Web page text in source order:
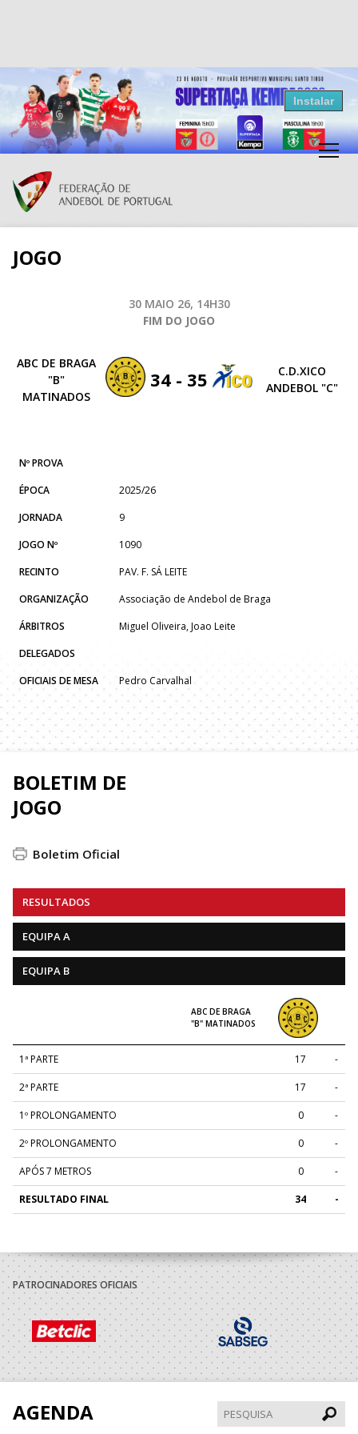
Resultados Andebol
Federação de Andebol de Portugal
Grátis - Disponivel na Play Store
Instalar
JOGO
30 MAIO 26, 14H30
FIM DO JOGO
ABC DE BRAGA
"B"
MATINADOS
34 - 35
C.D.XICO
ANDEBOL "C"
Nº PROVA
ÉPOCA
2025/26
JORNADA
9
JOGO Nº
1090
RECINTO
PAV. F. SÁ LEITE
ORGANIZAÇÃO
Associação de Andebol de Braga
ÁRBITROS
Miguel Oliveira, Joao Leite
DELEGADOS
OFICIAIS DE MESA
Pedro Carvalhal
BOLETIM DE
JOGO
Boletim Oficial
RESULTADOS
EQUIPA A
EQUIPA B
ABC DE BRAGA
"B" MATINADOS
1ª PARTE 17 -
2ª PARTE 17 -
1º PROLONGAMENTO 0 -
2º PROLONGAMENTO 0 -
APÓS 7 METROS 0 -
RESULTADO FINAL 34 -
PATROCINADORES OFICIAIS
AGENDA